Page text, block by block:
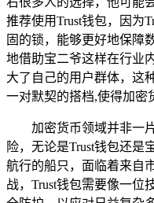
推荐使用Trust钱包，因为
固的锁，能够更好地保障
地借助宝二爷这样在行业
大了自己的用户群体，这
一对默契的搭档,使得加密
加密货币领域并非一
险，无论是Trust钱包还是
航行的船只，面临着来自
战，Trust钱包需要像一位